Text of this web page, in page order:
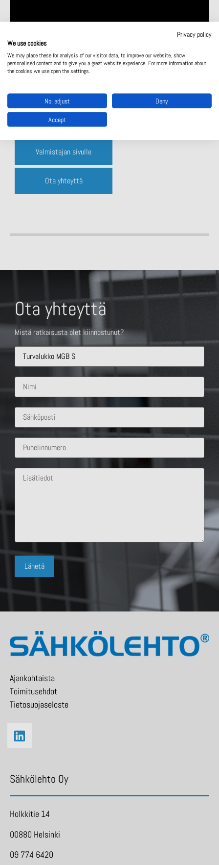
Tuote-esite
Valmistajan sivulle
Ota yhteyttä
Ota yhteyttä
Mistä ratkaisusta olet kiinnostunut?
Ajankohtaista
Toimitusehdot
Tietosuojaseloste
Sähkölehto Oy
Holkkitie 14
00880 Helsinki
09 774 6420
Privacy policy
We use cookies
We may place these for analysis of our visitor data, to improve our website, show
personalised content and to give you a great website experience. For more information about
the cookies we use open the settings.
No, adjust Deny
Accept